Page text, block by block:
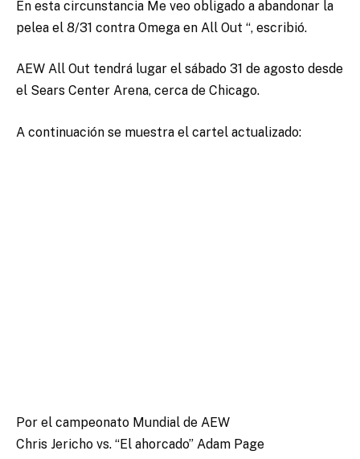
En esta circunstancia Me veo obligado a abandonar la
pelea el 8/31 contra Omega en All Out “, escribió.
AEW All Out tendrá lugar el sábado 31 de agosto desde
el Sears Center Arena, cerca de Chicago.
A continuación se muestra el cartel actualizado:
Por el campeonato Mundial de AEW
Chris Jericho vs. “El ahorcado” Adam Page